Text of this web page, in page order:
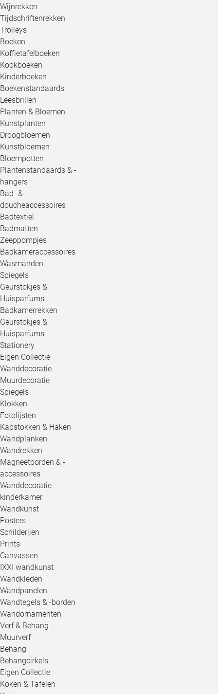
Wijnrekken
Tijdschriftenrekken
Trolleys
Boeken
Koffietafelboeken
Kookboeken
Kinderboeken
Boekenstandaards
Leesbrillen
Planten & Bloemen
Kunstplanten
Droogbloemen
Kunstbloemen
Bloempotten
Plantenstandaards & -
hangers
Bad- &
doucheaccessoires
Badtextiel
Badmatten
Zeeppompjes
Badkameraccessoires
Wasmanden
Spiegels
Geurstokjes &
Huisparfums
Badkamerrekken
Geurstokjes &
Huisparfums
Stationery
Eigen Collectie
Wanddecoratie
Muurdecoratie
Spiegels
Klokken
Fotolijsten
Kapstokken & Haken
Wandplanken
Wandrekken
Magneetborden & -
accessoires
Wanddecoratie
kinderkamer
Wandkunst
Posters
Schilderijen
Prints
Canvassen
IXXI wandkunst
Wandkleden
Wandpanelen
Wandtegels & -borden
Wandornamenten
Verf & Behang
Muurverf
Behang
Behangcirkels
Eigen Collectie
Koken & Tafelen